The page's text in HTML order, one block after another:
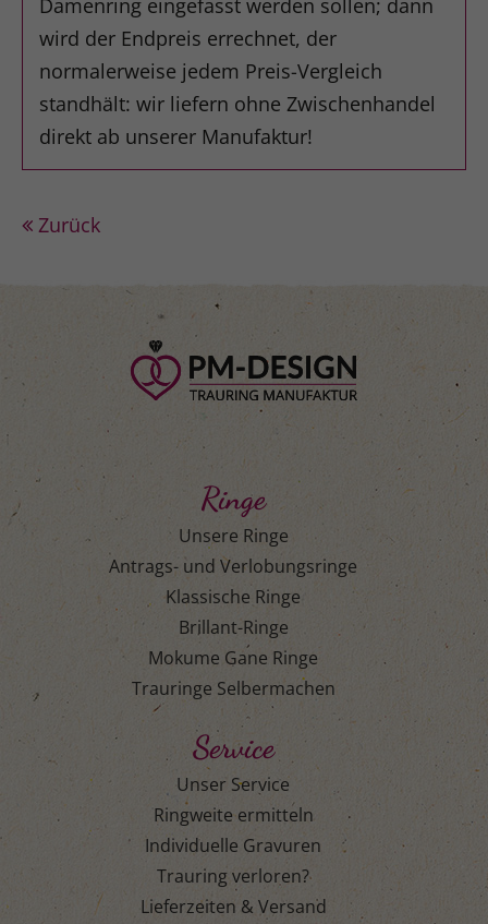
Damenring eingefasst werden sollen; dann
wird der Endpreis errechnet, der
normalerweise jedem Preis-Vergleich
standhält: wir liefern ohne Zwischenhandel
direkt ab unserer Manufaktur!
Zurück
Ringe
Unsere Ringe
Antrags- und Verlobungsringe
Klassische Ringe
Brillant-Ringe
Mokume Gane Ringe
Trauringe Selbermachen
Service
Unser Service
Ringweite ermitteln
Individuelle Gravuren
Trauring verloren?
Lieferzeiten & Versand